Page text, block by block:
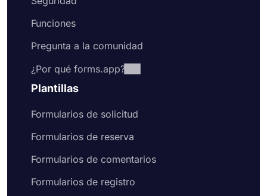
Funciones
Pregunta a la comunidad
¿Por qué forms.app?
Plantillas
Formularios de solicitud
Formularios de reserva
Formularios de comentarios
Formularios de registro